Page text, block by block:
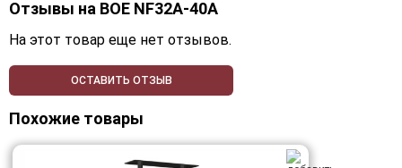
Отзывы на BOE NF32A-40A
На этот товар еще нет отзывов.
ОСТАВИТЬ ОТЗЫВ
Похожие товары